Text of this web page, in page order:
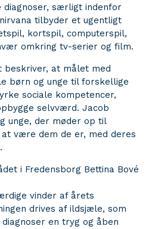
diagnoser, særligt indenfor
tilbyder et ugentligt
kortspil, computerspil,
omkring tv-serier og film.
beskriver, at målet med
børn og unge til forskellige
sociale kompetencer,
selvværd. Jacob
unge, der møder op til
være dem de er, med deres
i Fredensborg Bettina Bové
vinder af årets
drives af ildsjæle, som
en tryg og åben